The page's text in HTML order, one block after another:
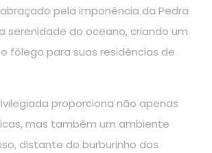
pela imponência da Pedra
serenidade do oceano, criando um
fôlego para suas residências de
proporciona não apenas
mas também um ambiente
distante do burburinho dos